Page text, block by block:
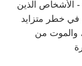
- الأشخاص الذين
خطر متزايد
والموت من